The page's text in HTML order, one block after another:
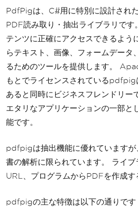
PdfPigは、C#用に特別に設計され
PDF読み取り・抽出ライブラリで
テンツに正確にアクセスできるよう
らテキスト、画像、フォームデータ
るためのツールを提供します。
もとでライセンスされているpdfpig
あると同時にビジネスフレンドリー
エタリなアプリケーションの一部と
能です。
pdfpigは抽出機能に優れていますが
書の解析に限られています。 ライブ
URL、プログラムからPDFを作成す
pdfpigの主な特徴は以下の通りです